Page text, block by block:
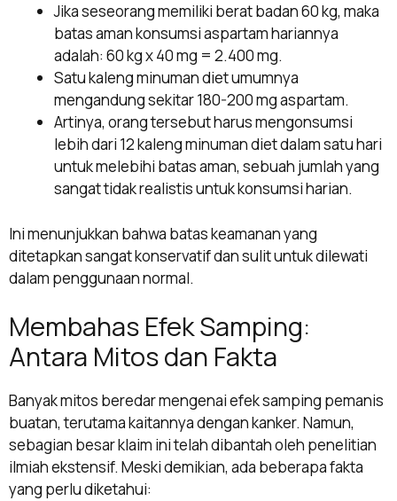
Jika seseorang memiliki berat badan 60 kg, maka
batas aman konsumsi aspartam hariannya
adalah: 60 kg x 40 mg = 2.400 mg.
Satu kaleng minuman diet umumnya
mengandung sekitar 180-200 mg aspartam.
Artinya, orang tersebut harus mengonsumsi
lebih dari 12 kaleng minuman diet dalam satu hari
untuk melebihi batas aman, sebuah jumlah yang
sangat tidak realistis untuk konsumsi harian.
Ini menunjukkan bahwa batas keamanan yang
ditetapkan sangat konservatif dan sulit untuk dilewati
dalam penggunaan normal.
Membahas Efek Samping:
Antara Mitos dan Fakta
Banyak mitos beredar mengenai efek samping pemanis
buatan, terutama kaitannya dengan kanker. Namun,
sebagian besar klaim ini telah dibantah oleh penelitian
ilmiah ekstensif. Meski demikian, ada beberapa fakta
yang perlu diketahui: